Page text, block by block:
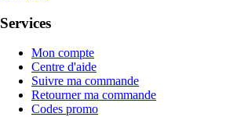
Services
Mon compte
Centre d'aide
Suivre ma commande
Retourner ma commande
Codes promo